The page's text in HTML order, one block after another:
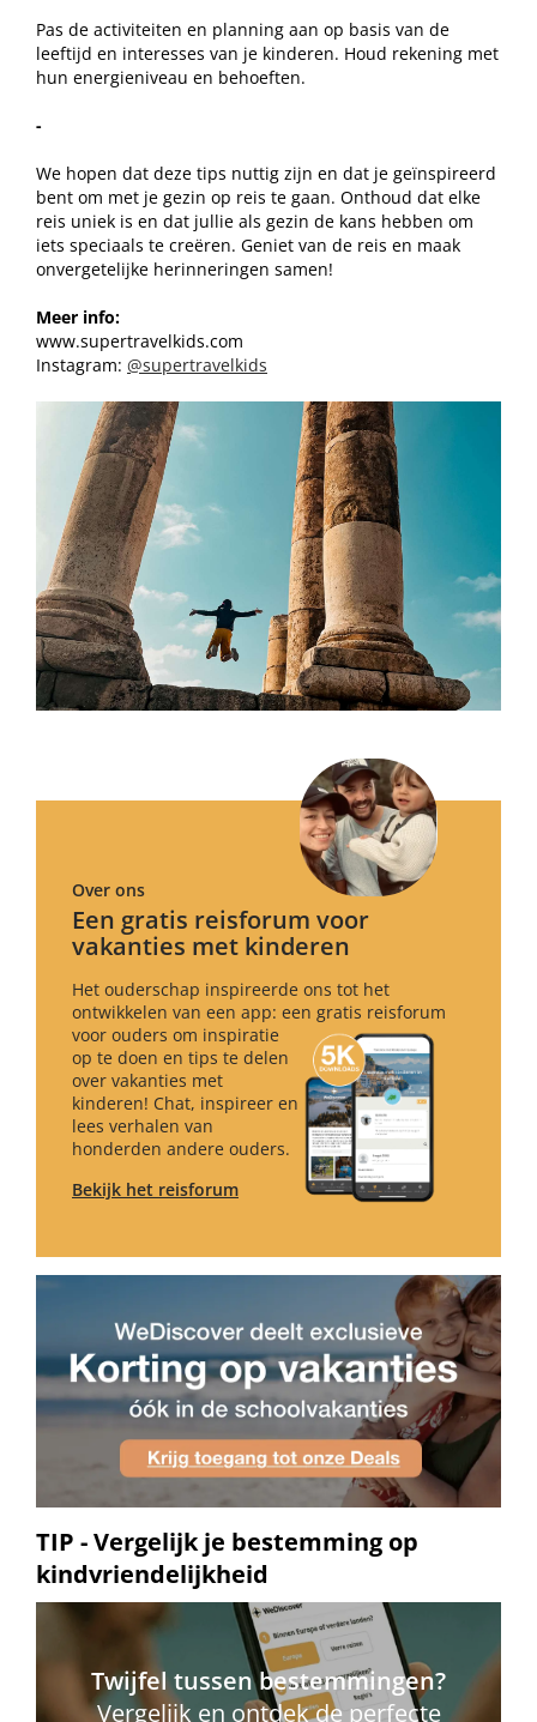
Pas de activiteiten en planning aan op basis van de
leeftijd en interesses van je kinderen. Houd rekening met
hun energieniveau en behoeften.
-
We hopen dat deze tips nuttig zijn en dat je geïnspireerd
bent om met je gezin op reis te gaan. Onthoud dat elke
reis uniek is en dat jullie als gezin de kans hebben om
iets speciaals te creëren. Geniet van de reis en maak
onvergetelijke herinneringen samen!
Meer info:
www.supertravelkids.com
Instagram: @supertravelkids
Over ons
Een gratis reisforum voor
vakanties met kinderen
Het ouderschap inspireerde ons tot het
ontwikkelen van een app: een gratis reisforum
voor ouders om inspiratie
op te doen en tips te delen
over vakanties met
kinderen! Chat, inspireer en
lees verhalen van
honderden andere ouders.
Bekijk het reisforum
TIP - Vergelijk je bestemming op
kindvriendelijkheid
Twijfel tussen bestemmingen?
Vergelijk en ontdek de perfecte